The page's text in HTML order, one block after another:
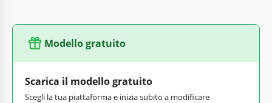
Modello gratuito
Scarica il modello gratuito
Scegli la tua piattaforma e inizia subito a modificare